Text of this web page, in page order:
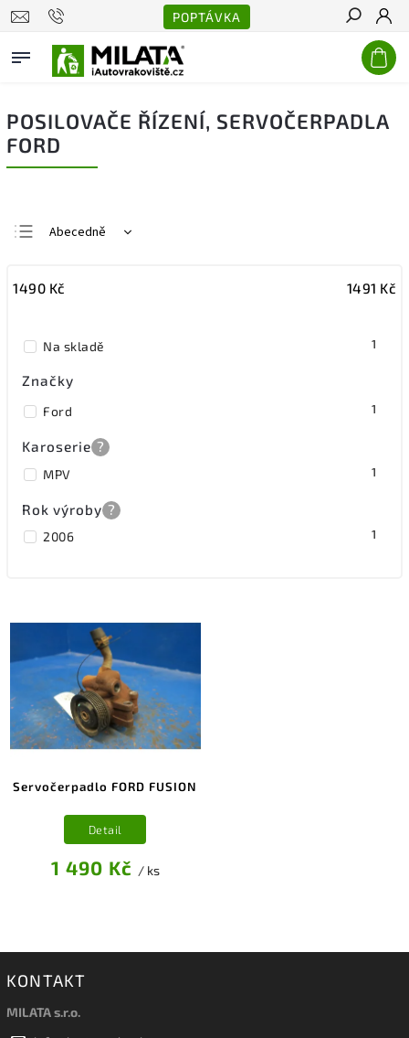
POPTÁVKA
Hledat
POSILOVAČE ŘÍZENÍ, SERVOČERPADLA
FORD
Abecedně
Nejdražší
1490 Kč 1491 Kč
Na skladě 1
Značky
Ford 1
Karoserie ?
MPV 1
Rok výroby ?
2006 1
Servočerpadlo FORD FUSION
1 490 Kč / ks
Detail
KONTAKT
MILATA s.r.o.